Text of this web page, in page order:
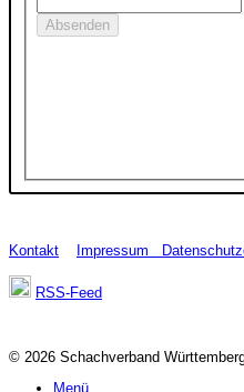
Kontakt Impressum
RSS-Feed
© 2026 Schachverband
Menü